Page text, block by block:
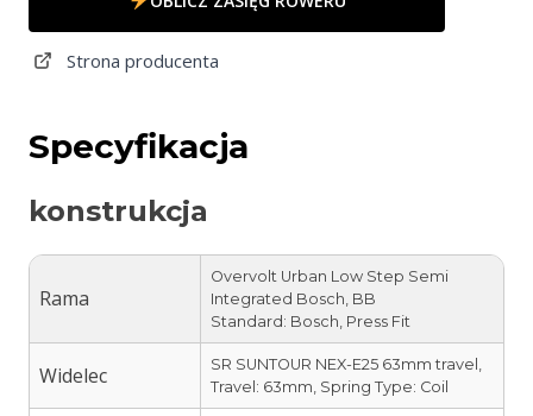
Strona producenta
Specyfikacja
konstrukcja
Rama
Overvolt Urban Low Step Semi
Integrated Bosch, BB
Standard: Bosch, Press Fit
Widelec
SR SUNTOUR NEX-E25 63mm travel,
Travel: 63mm, Spring Type: Coil